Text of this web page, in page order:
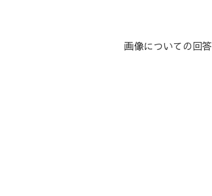
画像についての回答